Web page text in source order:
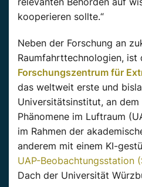
kooperieren sollte.“
Neben der Forschung an
Raumfahrttechnologien, ist
Forschungszentrum für
das weltweit erste und
Universitätsinstitut, an
Phänomene im Luftraum
im Rahmen der
anderem mit einem KI-
UAP-Beobachtungsstation
Dach der Universität